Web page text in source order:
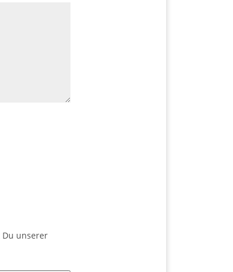
Du unserer